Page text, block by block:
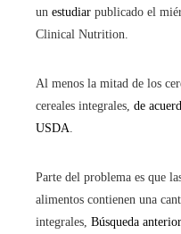
un estudiar publicado el
Clinical Nutrition.
Al menos la mitad de los
cereales integrales, de
USDA
Parte del problema es que
alimentos contienen una
integrales, Búsqueda anterior